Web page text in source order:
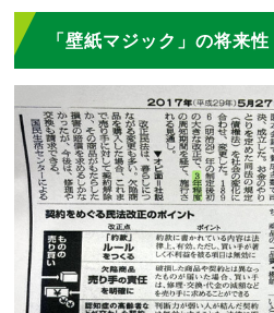
「壁紙マジック」の将来性